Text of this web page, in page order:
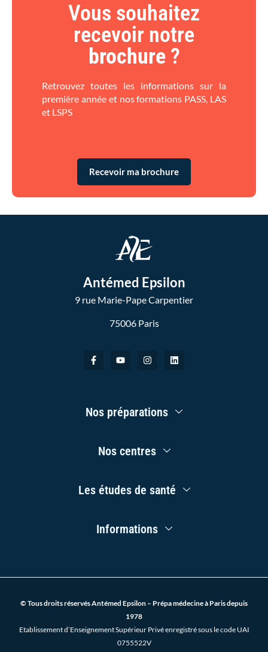
Vous souhaitez
recevoir notre
brochure?​
Retrouvez toutes les informations sur la
première année et nos formations PASS, LAS
et LSPS
Recevoir ma brochure
Antémed Epsilon
9 rue Marie-Pape Carpentier
75006 Paris
F
a
o
k
o
e
I
n
r
a
L
i
i
n
Main
Menu
Nos préparations
Main
Menu
Nos centres
Main
Menu
Les études de santé
Main
Menu
Informations
© Tous droits réservés Antémed Epsilon – Prépa médecine à Paris depuis
1978
Etablissement d’Enseignement Supérieur Privé enregistré sous le code UAI
0755522V